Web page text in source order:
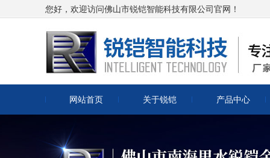
您好，欢迎访问佛山市锐铠智能科技有限公司官网！
网站首页 关于锐铠 产品中心